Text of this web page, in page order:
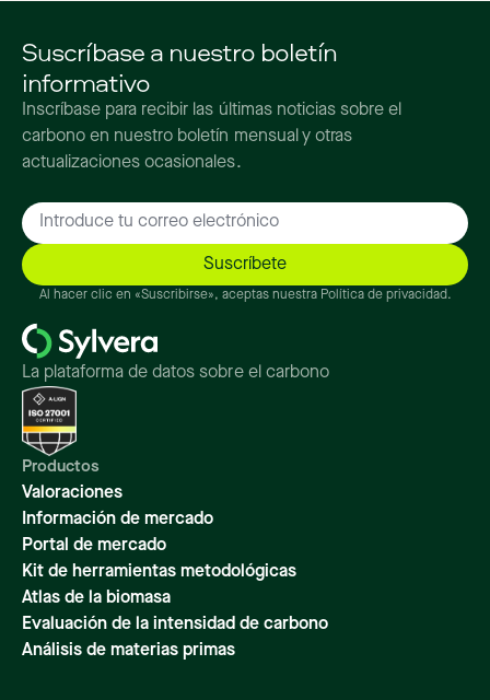
Suscríbase a nuestro boletín
informativo
Inscríbase para recibir las últimas noticias sobre el
carbono en nuestro boletín mensual y otras
actualizaciones ocasionales.
Al hacer clic en «Suscribirse», aceptas nuestra Política de privacidad.
La plataforma de datos sobre el carbono
Productos
Valoraciones
Información de mercado
Portal de mercado
Kit de herramientas metodológicas
Atlas de la biomasa
Evaluación de la intensidad de carbono
Análisis de materias primas